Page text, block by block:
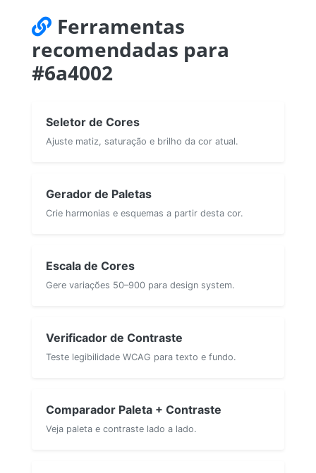
Ferramentas
recomendadas para
#6a4002
Seletor de Cores
Ajuste matiz, saturação e brilho da cor atual.
Gerador de Paletas
Crie harmonias e esquemas a partir desta cor.
Escala de Cores
Gere variações 50–900 para design system.
Verificador de Contraste
Teste legibilidade WCAG para texto e fundo.
Comparador Paleta + Contraste
Veja paleta e contraste lado a lado.